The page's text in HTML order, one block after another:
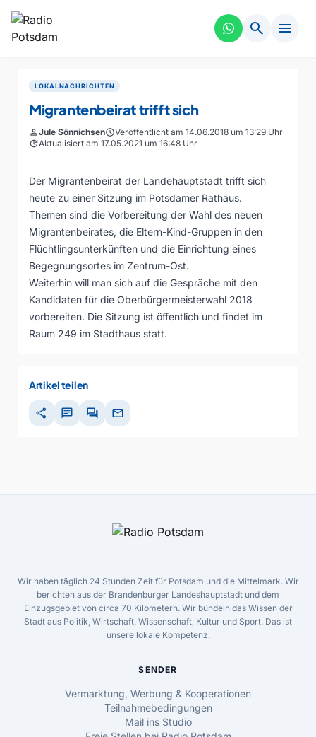
search menu
LOKALNACHRICHTEN
Migrantenbeirat trifft sich
personJule SönnichsenscheduleVeröffentlicht am 14.06.2018 um 13:29 Uhr
updateAktualisiert am 17.05.2021 um 16:48 Uhr
Der Migrantenbeirat der Landehauptstadt trifft sich
heute zu einer Sitzung im Potsdamer Rathaus.
Themen sind die Vorbereitung der Wahl des neuen
Migrantenbeirates, die Eltern-Kind-Gruppen in den
Flüchtlingsunterkünften und die Einrichtung eines
Begegnungsortes im Zentrum-Ost.
Weiterhin will man sich auf die Gespräche mit den
Kandidaten für die Oberbürgermeisterwahl 2018
vorbereiten. Die Sitzung ist öffentlich und findet im
Raum 249 im Stadthaus statt.
Artikel teilen
share chat forum mail
Wir haben täglich 24 Stunden Zeit für Potsdam und die Mittelmark. Wir
berichten aus der Brandenburger Landeshauptstadt und dem
Einzugsgebiet von circa 70 Kilometern. Wir bündeln das Wissen der
Stadt aus Politik, Wirtschaft, Wissenschaft, Kultur und Sport. Das ist
unsere lokale Kompetenz.
SENDER
Vermarktung, Werbung & Kooperationen
Teilnahmebedingungen
Mail ins Studio